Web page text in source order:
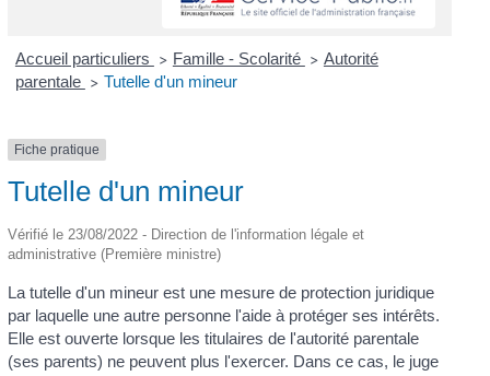
Accueil particuliers > Famille - Scolarité > Autorité
parentale > Tutelle d'un mineur
Fiche pratique
Tutelle d'un mineur
Vérifié le 23/08/2022 - Direction de l'information légale et
administrative (Première ministre)
La tutelle d'un mineur est une mesure de protection juridique
par laquelle une autre personne l'aide à protéger ses intérêts.
Elle est ouverte lorsque les titulaires de l'autorité parentale
(ses parents) ne peuvent plus l'exercer. Dans ce cas, le juge